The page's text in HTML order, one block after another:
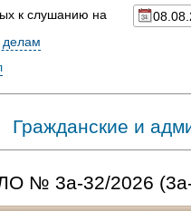
к слушанию на
Гражданские и
№ 3а-32/2026